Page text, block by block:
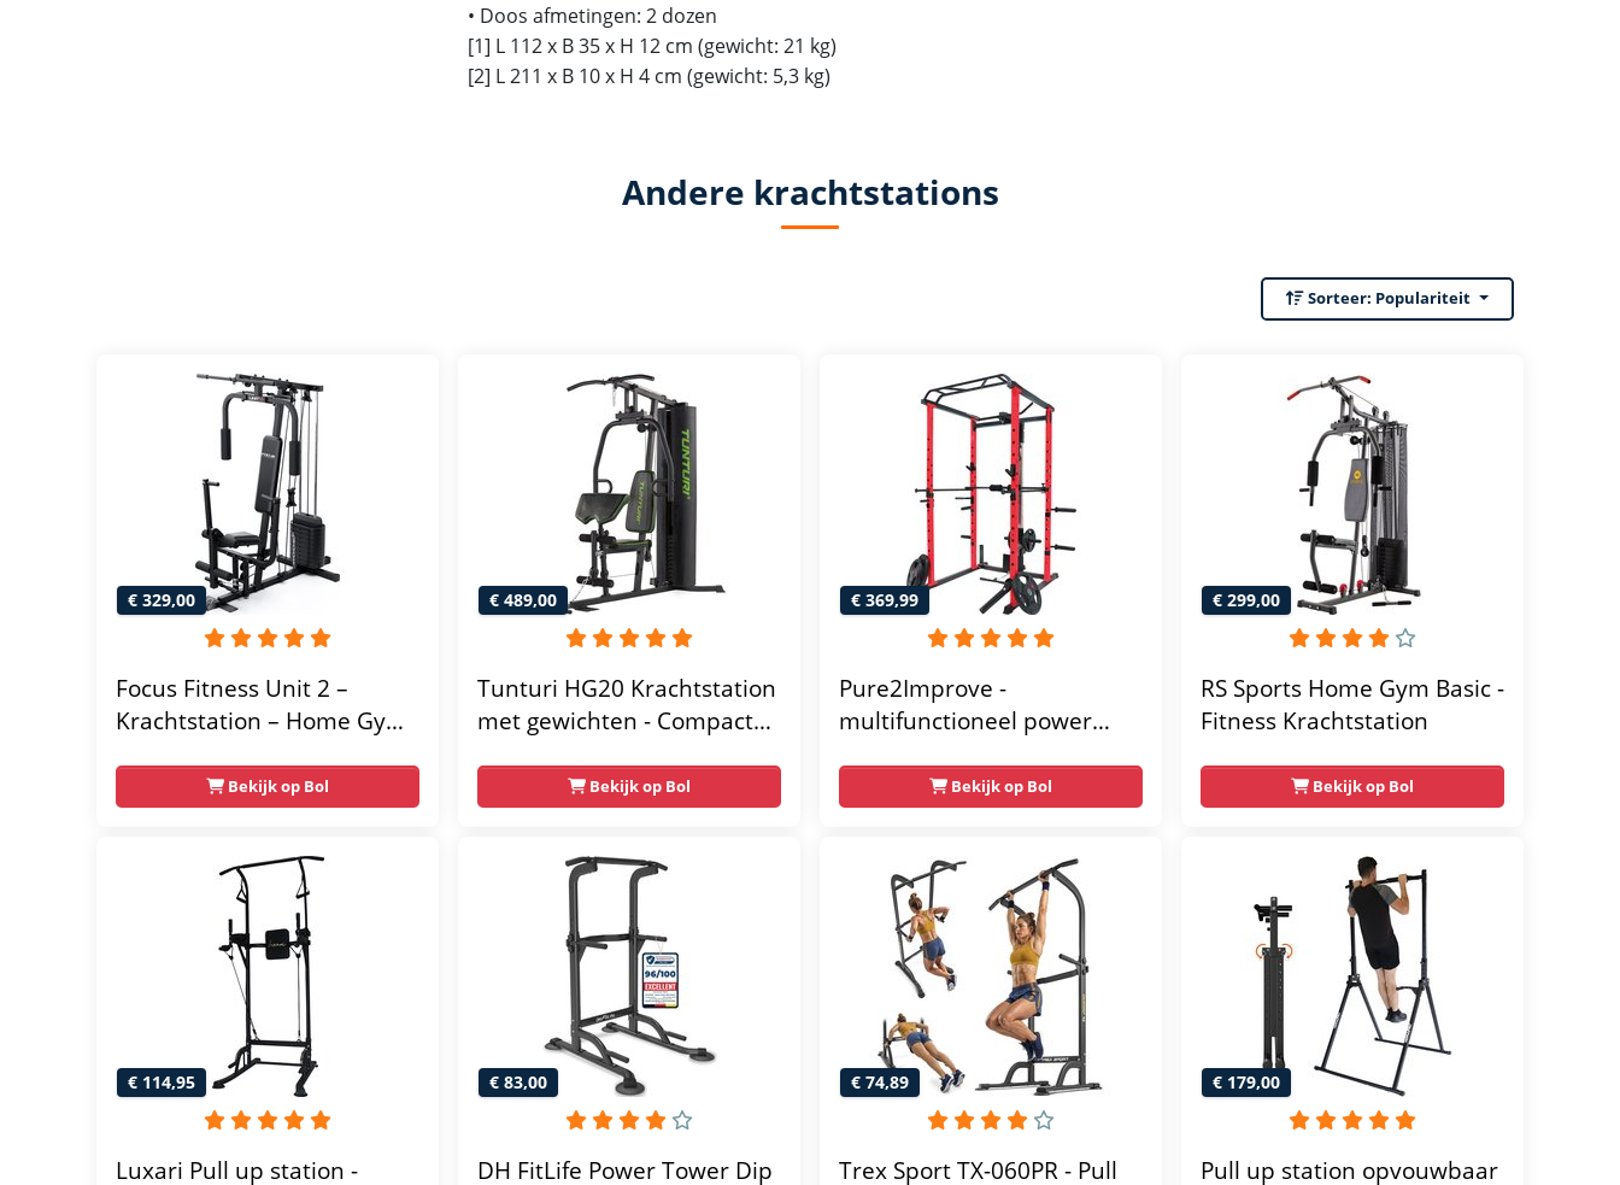
• Doos afmetingen: 2 dozen
[1] L 112 x B 35 x H 12 cm (gewicht: 21 kg)
[2] L 211 x B 10 x H 4 cm (gewicht: 5,3 kg)
Andere krachtstations
Sorteer: Populariteit
€ 329,00
Focus Fitness Unit 2 –
Krachtstation – Home Gym
Bekijk op Bol
€ 489,00
Tunturi HG20 Krachtstation
met gewichten - Compacte
Fitness krachtstation voor
thuis - Compact en
multifunctioneel - Incl.
gratis fitness app
Bekijk op Bol
€ 369,99
Pure2Improve -
multifunctioneel power
gym - 215x111x142
Bekijk op Bol
€ 299,00
RS Sports Home Gym Basic -
Fitness Krachtstation
Bekijk op Bol
€ 114,95
Luxari Pull up station -
€ 83,00
DH FitLife Power Tower Dip
€ 74,89
Trex Sport TX-060PR - Pull
€ 179,00
Pull up station opvouwbaar